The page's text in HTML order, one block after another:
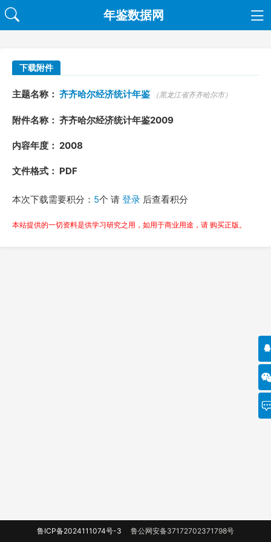
年鉴数据网
下载附件
主题名称：齐齐哈尔经济统计年鉴 （黑龙江省齐齐哈尔市）
附件名称： 齐齐哈尔经济统计年鉴2009
内容年度： 2008
文件格式： PDF
本次下载需要积分： 5个 请 登录 后查看积分
本站提供的一切资料是供学习研究之用，如用于商业用途，请 购买正版。
鲁ICP备2024111074号-3 鲁公网安备37172702371798号